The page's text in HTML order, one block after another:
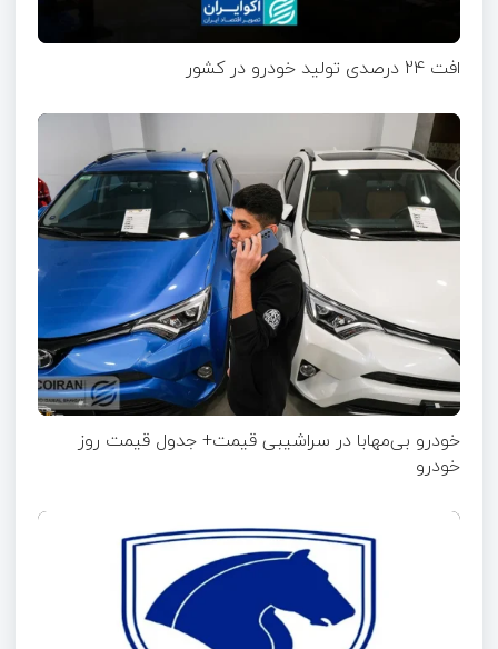
افت 24 درصدی تولید خودرو در کشور
خودرو بی‌مهابا در سراشیبی قیمت+ جدول قیمت روز
خودرو